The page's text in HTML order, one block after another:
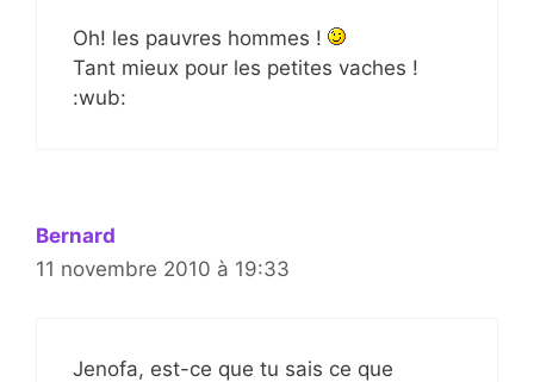
Oh! les pauvres hommes !
Tant mieux pour les petites vaches !
:wub:
Bernard
11 novembre 2010 à 19:33
Jenofa, est-ce que tu sais ce que